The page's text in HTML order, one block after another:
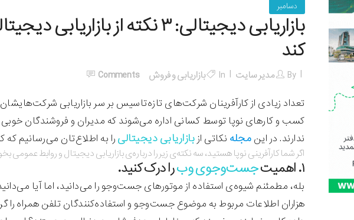
دسامبر
بازاریابی دیجیتالی: ۳ نکته از
کند
By مدیر سایت In بازاریابی و فروش Comments
تعداد زیادی از کارآفرینان شرکت‌های تازه‌تاسیس بر سر بازاریابی
کسب و کارهای نوپا توسط کسانی اداره می‌شوند که مدیران و فروشندگان خوبی
ندارند. در این مجله نکاتی از بازاریابی دیجیتالی را به اطلاع‌تان می‌رسانیم
اگر شما کارآفرینی نوپا هستید‌، سه نکته‌ی زیر را درباره‌ی بازاریابی دیجیتال و روابط
۱. اهمیت جست‌وجوی وبرا درک کنید.
بله، مطمئنم شیوه‌ی استفاده از موتورهای جست‌وجو را می‌دانید، اما آیا
هزاران اطلاعات مربوط به موضوع جست‌وجو و استفاده‌کنندگان تلفن همراه را